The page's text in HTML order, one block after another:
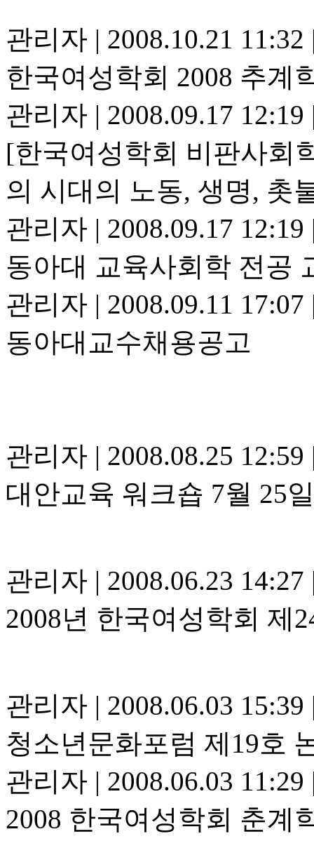
관리자 | 2008.10.21 11:32
한국여성학회 2008 추계
관리자 | 2008.09.17 12:19
[한국여성학회 비판사회
의 시대의 노동, 생명, 촛
관리자 | 2008.09.17 12:19
동아대 교육사회학 전공
관리자 | 2008.09.11 17:07
동아대교수채용공고
관리자 | 2008.08.25 12:59
대안교육 워크숍 7월 25
관리자 | 2008.06.23 14:27
2008년 한국여성학회 제
관리자 | 2008.06.03 15:39
청소년문화포럼 제19호
관리자 | 2008.06.03 11:29
2008 한국여성학회 춘계